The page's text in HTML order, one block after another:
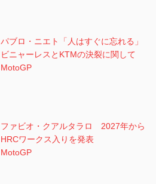
パブロ・ニエト「人はすぐに忘れる」
ビニャーレスとKTMの決裂に関して
MotoGP
ファビオ・クアルタラロ 2027年から
HRCワークス入りを発表
MotoGP